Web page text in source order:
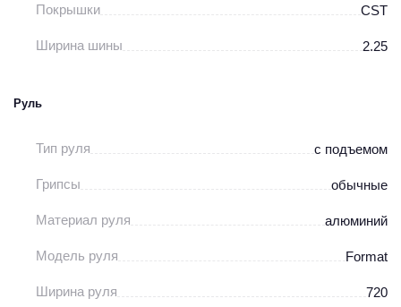
Покрышки CST
Ширина шины 2.25
Руль
Тип руля с подъемом
Грипсы обычные
Материал руля алюминий
Модель руля Format
Ширина руля 720